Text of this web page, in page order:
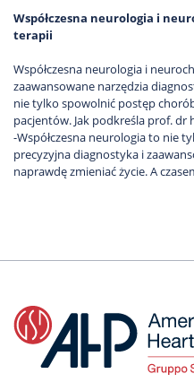
Współczesna neurologia i
terapii
Współczesna neurologia i
zaawansowane narzędzia
nie tylko spowolnić postęp
pacjentów. Jak podkreśla prof. dr
-Współczesna neurologia to nie
precyzyjna diagnostyka i
naprawdę zmieniać życie. A